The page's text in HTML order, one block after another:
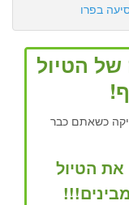
בפרו
הטיול
כשאתם כבר
הטיול